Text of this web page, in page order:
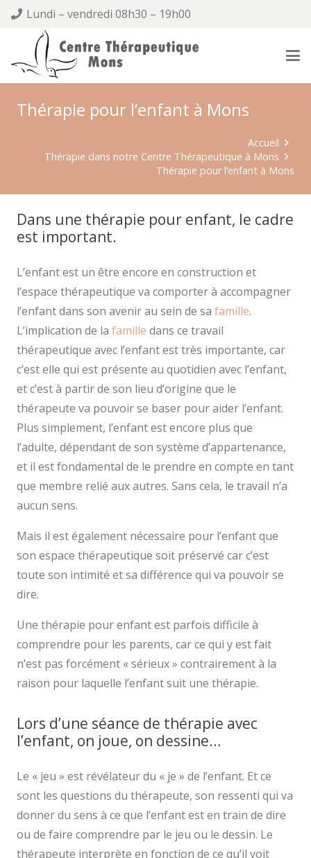
Lundi – vendredi 08h30 – 19h00
Thérapie pour l’enfant à Mons
Accueil
Thérapie dans notre Centre Thérapeutique à Mons
Thérapie pour l’enfant à Mons
Dans une thérapie pour enfant, le cadre
est important.
L’enfant est un être encore en construction et
l’espace thérapeutique va comporter à accompagner
l’enfant dans son avenir au sein de sa famille.
L’implication de la famille dans ce travail
thérapeutique avec l’enfant est très importante, car
c’est elle qui est présente au quotidien avec l’enfant,
et c’est à partir de son lieu d’origine que le
thérapeute va pouvoir se baser pour aider l’enfant.
Plus simplement, l’enfant est encore plus que
l’adulte, dépendant de son système d’appartenance,
et il est fondamental de le prendre en compte en tant
que membre relié aux autres. Sans cela, le travail n’a
aucun sens.
Mais il est également nécessaire pour l’enfant que
son espace thérapeutique soit préservé car c’est
toute son intimité et sa différence qui va pouvoir se
dire.
Une thérapie pour enfant est parfois difficile à
comprendre pour les parents, car ce qui y est fait
n’est pas forcément « sérieux » contrairement à la
raison pour laquelle l’enfant suit une thérapie.
Lors d’une séance de thérapie avec
l’enfant, on joue, on dessine…
Le « jeu » est révélateur du « je » de l’enfant. Et ce
sont les questions du thérapeute, son ressenti qui va
donner du sens à ce que l’enfant est en train de dire
ou de faire comprendre par le jeu ou le dessin. Le
thérapeute interprète en fonction de ce qu’il voit